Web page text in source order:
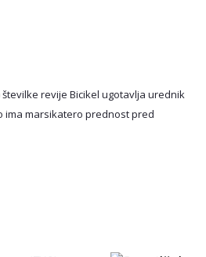
revije Bicikel ugotavlja urednik
ima marsikatero prednost pred